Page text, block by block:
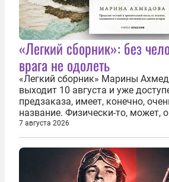
«Легкий сборник»: без
врага не одолеть
«Легкий сборник» Марины
выходит 10 августа и уже
предзаказа, имеет, конечно,
название. Физически-то, может,
относительно. Но
безотносительно тяжелый.
каждый из которых напрямую
основном —...
7 августа 2026